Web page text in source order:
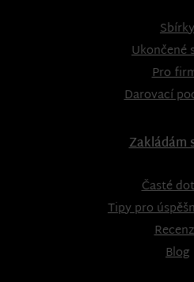
Sbírky
Ukončené
Pro
Darovací
Zakládám
Časté
Tipy pro
Blog